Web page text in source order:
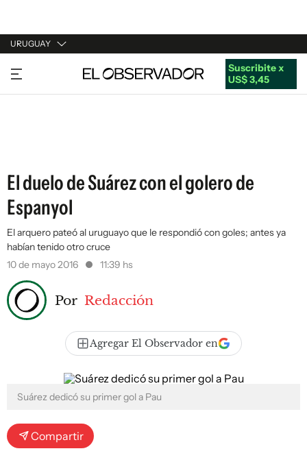
URUGUAY
URUGUAY
ARGENTINA
Suscribite x
US$ 3,45
El duelo de Suárez con el golero de
Espanyol
El arquero pateó al uruguayo que le respondió con goles; antes ya
habían tenido otro cruce
10 de mayo 2016
11:39 hs
Por Redacción
Agregar El Observador en
Suárez dedicó su primer gol a Pau
Compartir